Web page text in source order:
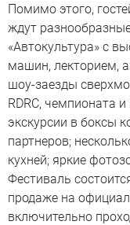
Помимо этого,
ждут
«Автокультура» с
машин, лекторием,
шоу-заезды
RDRC, чемпионата
экскурсии в боксы
партнеров;
кухней; яркие
Фестиваль
продаже на
включительно